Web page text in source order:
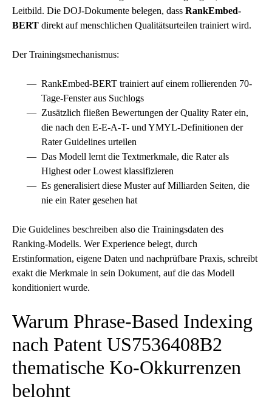
Leitbild. Die DOJ-Dokumente belegen, dass RankEmbed-
BERT direkt auf menschlichen Qualitätsurteilen trainiert wird.
Der Trainingsmechanismus:
RankEmbed-BERT trainiert auf einem rollierenden 70-
Tage-Fenster aus Suchlogs
Zusätzlich fließen Bewertungen der Quality Rater ein,
die nach den E-E-A-T- und YMYL-Definitionen der
Rater Guidelines urteilen
Das Modell lernt die Textmerkmale, die Rater als
Highest oder Lowest klassifizieren
Es generalisiert diese Muster auf Milliarden Seiten, die
nie ein Rater gesehen hat
Die Guidelines beschreiben also die Trainingsdaten des
Ranking-Modells. Wer Experience belegt, durch
Erstinformation, eigene Daten und nachprüfbare Praxis, schreibt
exakt die Merkmale in sein Dokument, auf die das Modell
konditioniert wurde.
Warum Phrase-Based Indexing
nach Patent US7536408B2
thematische Ko-Okkurrenzen
belohnt